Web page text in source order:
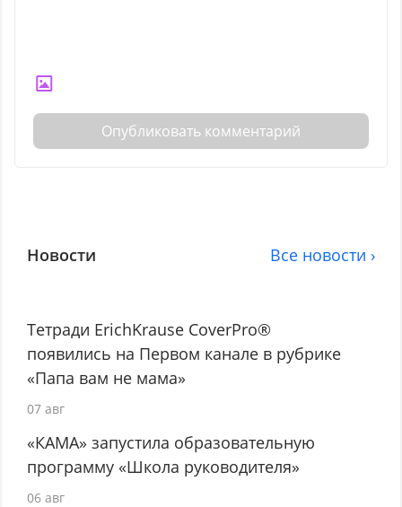
Опубликовать комментарий
Новости Все новости ›
Тетради ErichKrause CoverPro®
появились на Первом канале в рубрике
«Папа вам не мама»
07 авг
«КАМА» запустила образовательную
программу «Школа руководителя»
06 авг